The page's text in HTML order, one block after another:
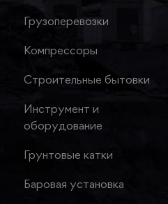
Грузоперевозки
Компрессоры
Строительные бытовки
Инструмент и
оборудование
Грунтовые катки
Баровая установка